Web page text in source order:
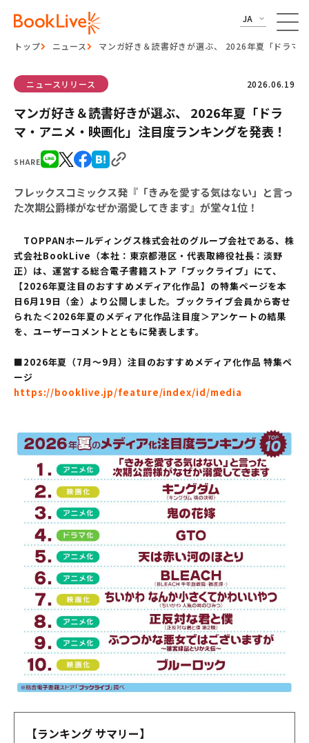
JA
トップ ニュース マンガ好き＆読書好きが選ぶ、 2026年夏「ドラマ
SHARE
ニュースリリース 2026.06.19
マンガ好き＆読書好きが選ぶ、 2026年夏「ドラ
マ・アニメ・映画化」注目度ランキングを発表！
フレックスコミックス発『「きみを愛する気はない」と言っ
た次期公爵様がなぜか溺愛してきます』が堂々1位！
TOPPANホールディングス株式会社のグループ会社である、株
式会社BookLive（本社：東京都港区・代表取締役社長：淡野
正）は、運営する総合電子書籍ストア「ブックライブ」にて、
【2026年夏注目のおすすめメディア化作品】の特集ページを本
日6月19日（金）より公開しました。ブックライブ会員から寄せ
られた＜2026年夏のメディア化作品注目度＞アンケートの結果
を、ユーザーコメントとともに発表します。
■2026年夏（7月～9月）注目のおすすめメディア化作品 特集ペ
ージ
https://booklive.jp/feature/index/id/media
【ランキング サマリー】